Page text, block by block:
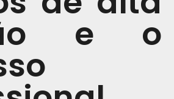
e o